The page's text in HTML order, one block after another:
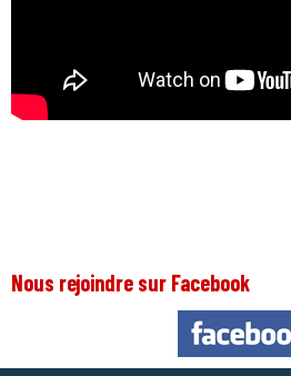
Nous rejoindre sur Facebook